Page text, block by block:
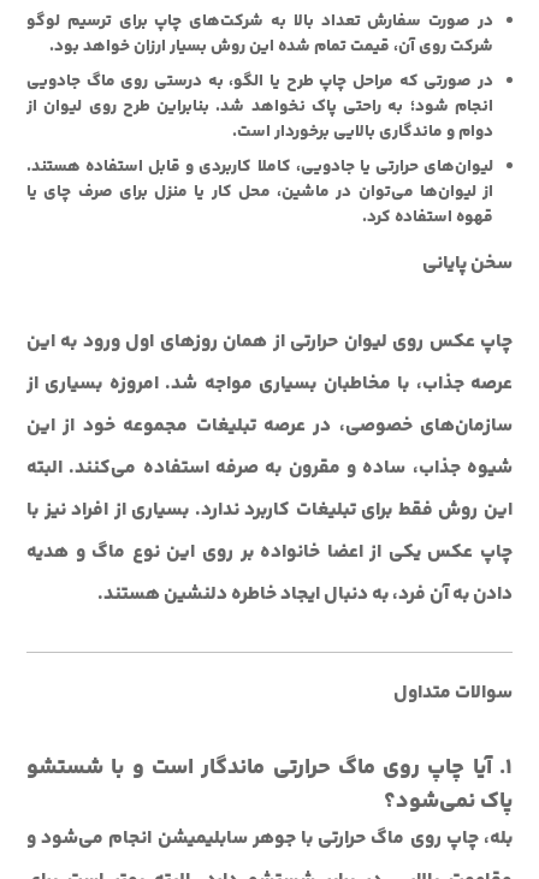
در صورت سفارش تعداد بالا به شرکت‌های چاپ برای ترسیم لوگو
شرکت روی آن، قیمت تمام شده این روش بسیار ارزان خواهد بود.
در صورتی که مراحل چاپ طرح یا الگو، به درستی روی ماگ جادویی
انجام شود؛ به راحتی پاک نخواهد شد. بنابراین طرح روی لیوان از
دوام و ماندگاری بالایی برخوردار است.
لیوان‌های حرارتی یا جادویی، کاملا کاربردی و قابل استفاده هستند.
از لیوان‌ها می‌توان در ماشین، محل کار یا منزل برای صرف چای یا
قهوه استفاده کرد.
سخن پایانی
چاپ عکس روی لیوان حرارتی از همان روز‌های اول ورود به این
عرصه جذاب، با مخاطبان بسیاری مواجه شد. امروزه بسیاری از
سازمان‌های خصوصی، در عرصه تبلیغات مجموعه خود از این
شیوه جذاب، ساده و مقرون به صرفه استفاده می‌کنند. البته
این روش فقط برای تبلیغات کاربرد ندارد. بسیاری از افراد نیز با
چاپ عکس یکی از اعضا خانواده بر روی این نوع ماگ و هدیه
دادن به آن فرد، به دنبال ایجاد خاطره دلنشین هستند.
سوالات متداول
1. آیا چاپ روی ماگ حرارتی ماندگار است و با شستشو
پاک نمی‌شود؟
بله، چاپ روی ماگ حرارتی با جوهر سابلیمیشن انجام می‌شود و